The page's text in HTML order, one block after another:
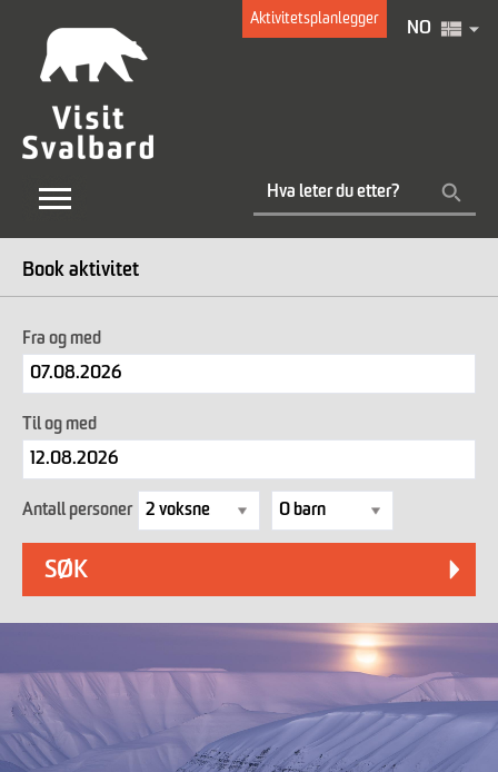
Aktivitetsplanlegger
NO
Book aktivitet
Fra og med
Til og med
Antall personer